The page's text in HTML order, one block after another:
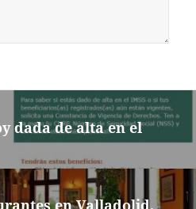
dada de alta en el
en Valladolid,